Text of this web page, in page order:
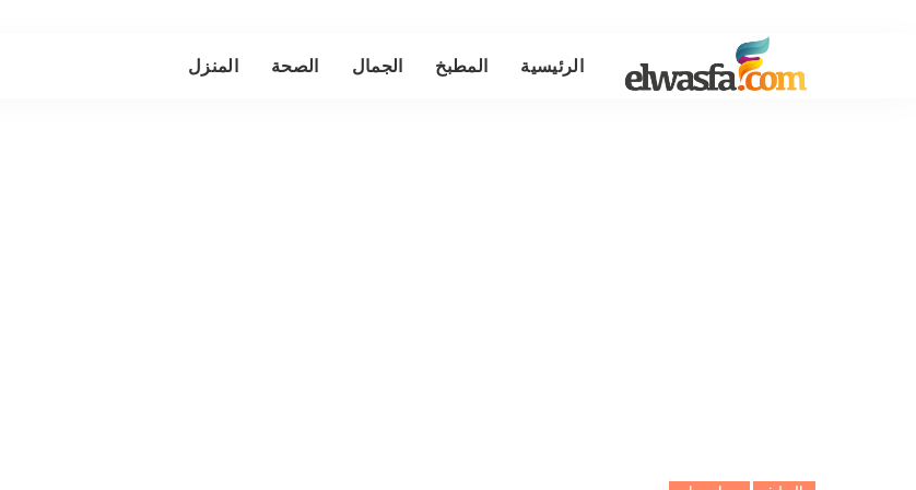
الرئيسية المطبخ الجمال الصحة المنزل